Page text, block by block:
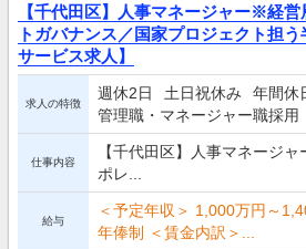
【千代田区】人事マネージャー※経
トガバナンス／国家プロジェクト担
サービス求人】
求人の特徴
週休2日 土日祝休み
年間休
管理職・マネージャー職採用
仕事内容
【千代田区】人事マネージ
ポレ...
給与
＜予定年収＞ 1,000万円～
年俸制 ＜賃金内訳＞...